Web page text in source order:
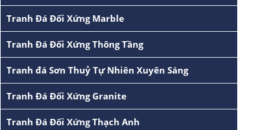
Tranh Đá Đối Xứng Marble
Tranh Đá Đối Xứng Thông Tầng
Tranh đá Sơn Thuỷ Tự Nhiên Xuyên Sáng
Tranh Đá Đối Xứng Granite
Tranh Đá Đối Xứng Thạch Anh